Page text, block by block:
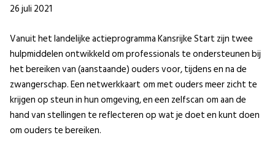
26 juli 2021
Vanuit het landelijke actieprogramma Kansrijke Start zijn twee
hulpmiddelen ontwikkeld om professionals te ondersteunen bij
het bereiken van (aanstaande) ouders voor, tijdens en na de
zwangerschap. Een netwerkkaart om met ouders meer zicht te
krijgen op steun in hun omgeving, en een zelfscan om aan de
hand van stellingen te reflecteren op wat je doet en kunt doen
om ouders te bereiken.